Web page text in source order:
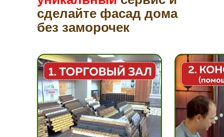
сделайте фасад дома
без заморочек